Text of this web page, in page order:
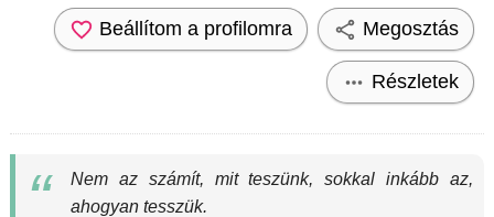
Beállítom a profilomra Megosztás
Részletek
Nem az számít, mit teszünk, sokkal inkább az,
ahogyan tesszük.